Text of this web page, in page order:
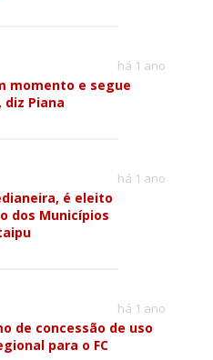
há 1 ano
momento e segue
Piana
há 1 ano
é eleito
dos Municípios
há 1 ano
de concessão de uso
para o FC